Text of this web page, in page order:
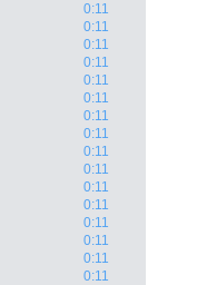
0:11
0:11
0:11
0:11
0:11
0:11
0:11
0:11
0:11
0:11
0:11
0:11
0:11
0:11
0:11
0:11